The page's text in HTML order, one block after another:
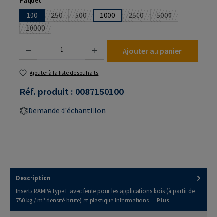
100 250(Cette option n'est pas disponible pour le moment.)
500(Cette option n'est pas disponible pour le
1000 2500(Cette option n'est pas
5000(Cette option
10000(Cette option n'est pas disponible pour le moment.)
Ajouter au panier
Ajouter à la liste de souhaits
Réf. produit : 0087150100
Demande d'échantillon
Description
Inserts RAMPA type E avec fente pour les applications bois (à partir de
750 kg / m³ densité brute) et plastique.Informations… Plus